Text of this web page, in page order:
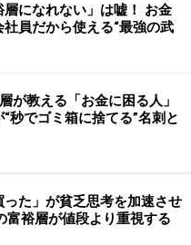
のガチを教えます
カ全土を買うことができ
20年で日本企業はラン
層になれない」は嘘！ お金
員だから使える“最強の武
が教える「お金に困る人」
秒でゴミ箱に捨てる”名刺と
った」が貧乏思考を加速させ
裕層が値段より重視する